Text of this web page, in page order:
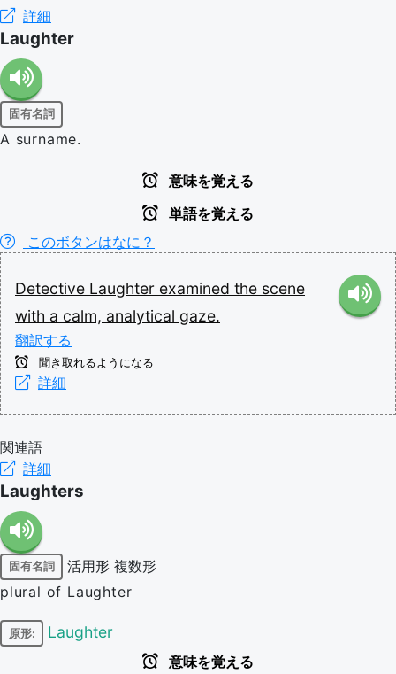
詳細
Laughter
固有名詞
A surname.
意味を覚える
単語を覚える
このボタンはなに？
Detective Laughter examined the scene
with a calm, analytical gaze.
翻訳する
聞き取れるようになる
詳細
関連語
詳細
Laughters
固有名詞 活用形 複数形
plural of Laughter
原形: Laughter
意味を覚える